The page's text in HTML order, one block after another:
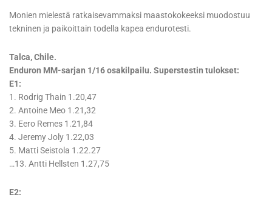
Monien mielestä ratkaisevammaksi maastokokeeksi muodostuu
tekninen ja paikoittain todella kapea endurotesti.
Talca, Chile.
Enduron MM-sarjan 1/16 osakilpailu. Superstestin tulokset:
E1:
1. Rodrig Thain 1.20,47
2. Antoine Meo 1.21,32
3. Eero Remes 1.21,84
4. Jeremy Joly 1.22,03
5. Matti Seistola 1.22.27
…13. Antti Hellsten 1.27,75
E2: